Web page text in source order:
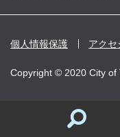
個人情報保護 アクセ
Copyright © 2020 City of